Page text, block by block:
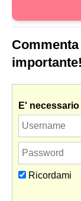
importante!
E'
Ricordami